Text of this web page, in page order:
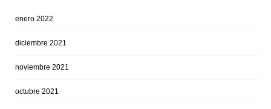
enero 2022
diciembre 2021
noviembre 2021
octubre 2021